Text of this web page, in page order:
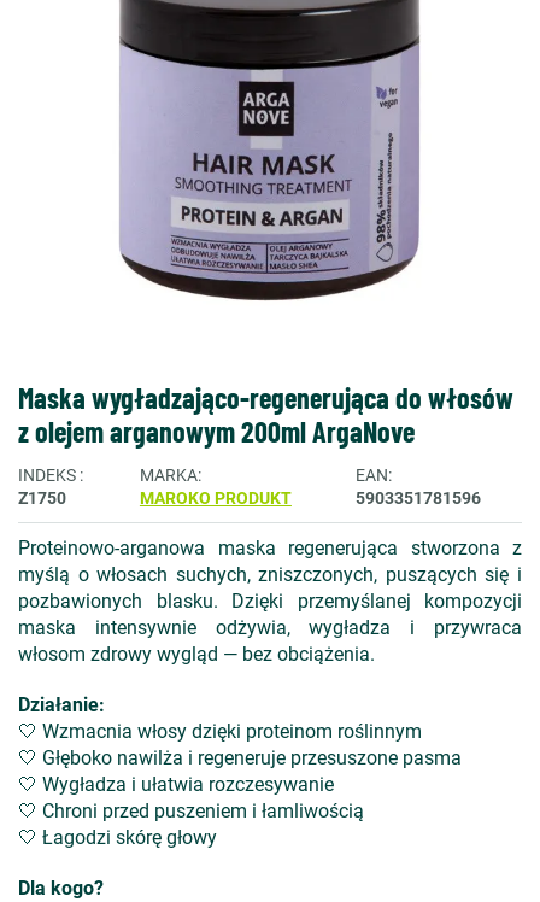
Maska wygładzająco-regenerująca do włosów
z olejem arganowym 200ml ArgaNove
INDEKS
Z1750
MARKA
MAROKO PRODUKT
EAN
5903351781596
Proteinowo-arganowa maska regenerująca stworzona z
myślą o włosach suchych, zniszczonych, puszących się i
pozbawionych blasku. Dzięki przemyślanej kompozycji
maska intensywnie odżywia, wygładza i przywraca
włosom zdrowy wygląd — bez obciążenia.
Działanie:
🤍 Wzmacnia włosy dzięki proteinom roślinnym
🤍 Głęboko nawilża i regeneruje przesuszone pasma
🤍 Wygładza i ułatwia rozczesywanie
🤍 Chroni przed puszeniem i łamliwością
🤍 Łagodzi skórę głowy
Dla kogo?